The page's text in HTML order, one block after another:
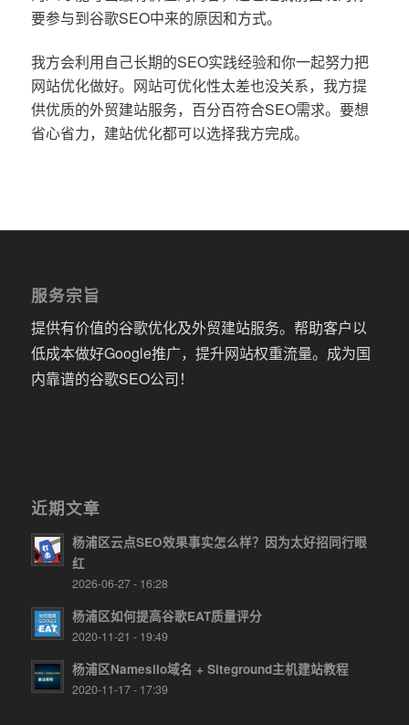
要参与到谷歌SEO中来的原因和方式。
我方会利用自己长期的SEO实践经验和你一起努力把
网站优化做好。网站可优化性太差也没关系，我方提
供优质的外贸建站服务，百分百符合SEO需求。要想
省心省力，建站优化都可以选择我方完成。
服务宗旨
提供有价值的谷歌优化及外贸建站服务。帮助客户以
低成本做好Google推广，提升网站权重流量。成为国
内靠谱的谷歌SEO公司！
近期文章
杨浦区云点SEO效果事实怎么样？因为太好招同行眼
红
2026-06-27 - 16:28
杨浦区如何提高谷歌EAT质量评分
2020-11-21 - 19:49
杨浦区Namesilo域名 + Siteground主机建站教程
2020-11-17 - 17:39